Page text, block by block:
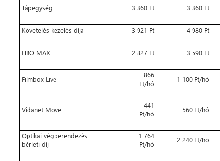
Tápegység 3 360 Ft 3 360 Ft
Követelés kezelés díja 3 921 Ft 4 980 Ft
HBO MAX 2 827 Ft 3 590 Ft
Filmbox Live
866
Ft/hó
1 100 Ft/hó
Vidanet Move
441
Ft/hó
560 Ft/hó
Optikai végberendezés
bérleti díj
1 764
Ft/hó
2 240 Ft/hó